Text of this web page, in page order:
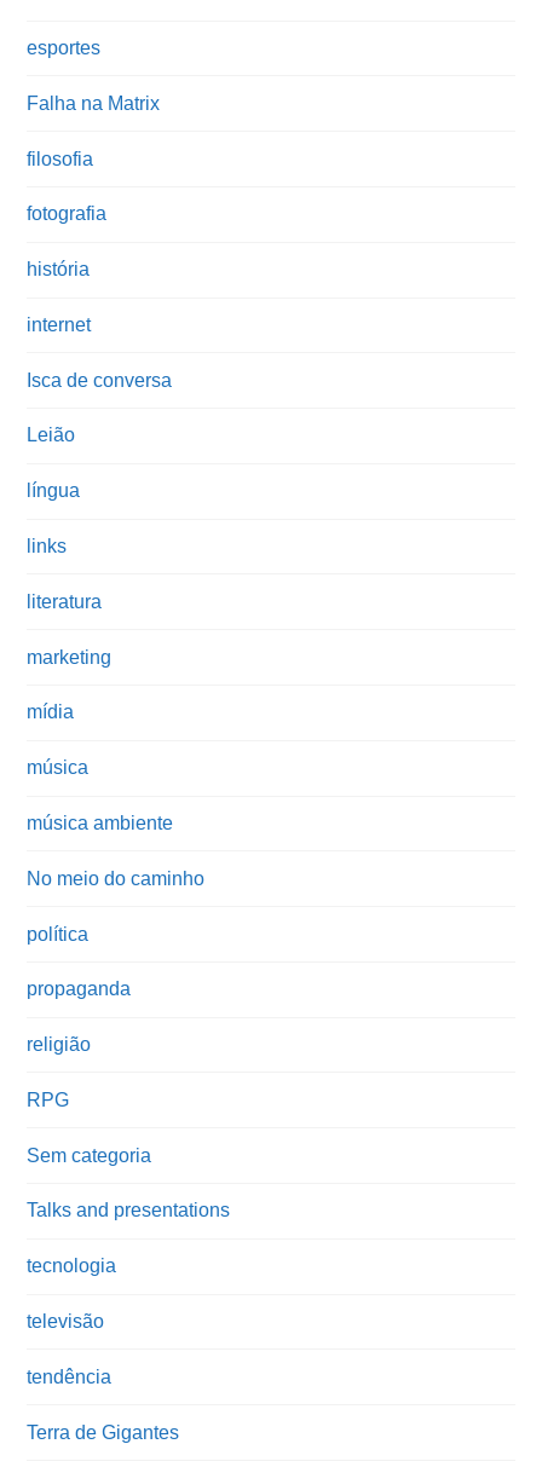
esportes
Falha na Matrix
filosofia
fotografia
história
internet
Isca de conversa
Leião
língua
links
literatura
marketing
mídia
música
música ambiente
No meio do caminho
política
propaganda
religião
RPG
Sem categoria
Talks and presentations
tecnologia
televisão
tendência
Terra de Gigantes